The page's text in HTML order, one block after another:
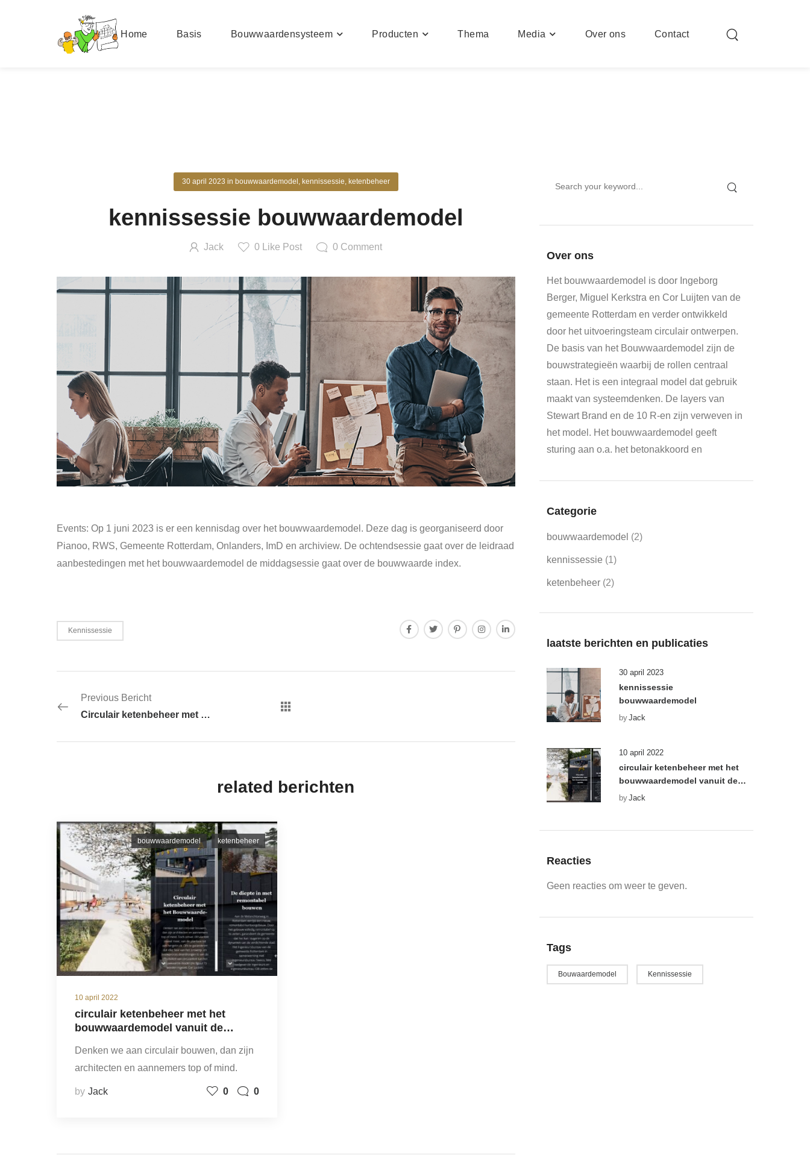
Home Basis Bouwwaardensysteem Producten Thema Media Over ons Contact
Over ons
Het bouwwaardemodel is door Ingeborg
Berger, Miguel Kerkstra en Cor Luijten van de
gemeente Rotterdam en verder ontwikkeld
door het uitvoeringsteam circulair ontwerpen.
De basis van het Bouwwaardemodel zijn de
bouwstrategieën waarbij de rollen centraal
staan. Het is een integraal model dat gebruik
maakt van systeemdenken. De layers van
Stewart Brand en de 10 R-en zijn verweven in
het model. Het bouwwaardemodel geeft
sturing aan o.a. het betonakkoord en
Categorie
bouwwaardemodel (2)
kennissessie (1)
ketenbeheer(2)
laatste berichten en publicaties
30 april 2023
kennissessie
bouwwaardemodel
byJack
10 april 2022
circulair ketenbeheer met het
bouwwaardemodel vanuit de
gemeente rotterdam
byJack
Reacties
Geen reacties om weer te geven.
Tags
Bouwaardemodel Kennissessie
30 april 2023 in bouwwaardemodel , kennissessie, ketenbeheer
kennissessie bouwwaardemodel
Jack 0 Like Post 0 Comment
Events: Op 1 juni 2023 is er een kennisdag over het bouwwaardemodel. Deze dag is georganiseerd door
Pianoo, RWS, Gemeente Rotterdam, Onlanders, ImD en archiview. De ochtendsessie gaat over de leidraad
aanbestedingen met het bouwwaardemodel de middagsessie gaat over de bouwwaarde index.
Kennissessie
Previous Bericht
Circulair ketenbeheer met het bouwwaardemodel vanuit de gemeente Rotterdam
related berichten
10 april 2022
bouwwaardemodel ketenbeheer
circulair ketenbeheer met het
bouwwaardemodel vanuit de
Denken we aan circulair bouwen, dan zijn
architecten en aannemers top of mind.
by Jack 0 0